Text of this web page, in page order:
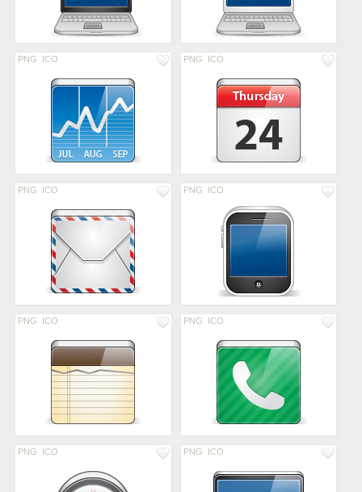
PNG ICO PNG ICO
PNG ICO PNG ICO
PNG ICO PNG ICO
PNG ICO PNG ICO